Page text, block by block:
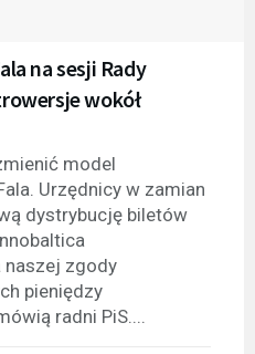
na sesji Rady
wokół
model
Urzędnicy w zamian
dystrybucję biletów
naszej zgody
pieniędzy
radni PiS....